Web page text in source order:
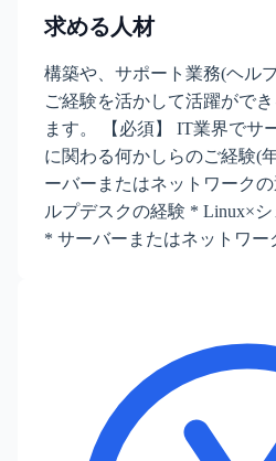
求める人材
構築や、サポート業務(ヘル
ご経験を活かして活躍がで
ます。 【必須】 IT業界でサ
に関わる何かしらのご経験(
ーバーまたはネットワーク
ルプデスクの経験 * Linux×
* サーバーまたはネットワー